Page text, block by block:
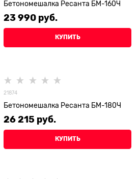
Бетономешалка Ресанта БМ-160Ч
23 990 руб.
КУПИТЬ
21874
Бетономешалка Ресанта БМ-180Ч
26 215 руб.
КУПИТЬ